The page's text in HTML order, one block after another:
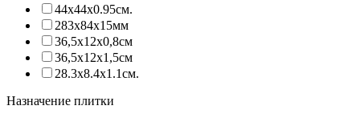
44х44х0.95см.
283х84х15мм
36,5х12х0,8см
36,5х12х1,5см
28.3х8.4х1.1см.
Назначение плитки